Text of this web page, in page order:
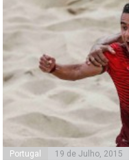
Portugal 19 de Julho, 2015